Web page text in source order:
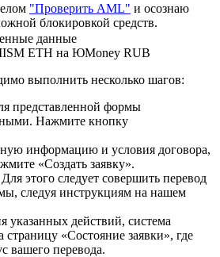
"Проверить AML" и осознаю
блокировкой средств.
данные
ETH на ЮMoney RUB
выполнить несколько шагов:
представленной формы
Нажмите кнопку
информацию и условия договора,
«Создать заявку».
этого следует совершить перевод
следуя инструкциям на нашем
указанных действий, система
страницу «Состояние заявки», где
вашего перевода.